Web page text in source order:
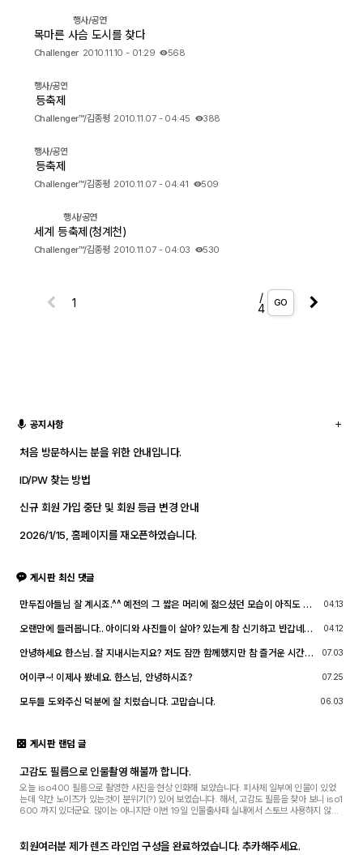
행사/공연
목마른 사슴 도시를 찾다
Challenger 2010.11.10 - 01:29 568
행사/공연
등축제
Challenger™/김종평 2010.11.07 - 04:45 388
행사/공연
등축제
Challenger™/김종평 2010.11.07 - 04:41 509
행사/공연
세계 등축제(청계천)
Challenger™/김종평 2010.11.07 - 04:03 530
/
4
GO
공지사항
처음 방문하시는 분을 위한 안내입니다.
ID/PW 찾는 방법
신규 회원 가입 중단 및 회원 등급 변경 안내
2026/1/15, 홈페이지를 재오픈하였습니다.
게시판 최신 댓글
만두집아들님 잘 계시죠.^^ 예전의 그 짧은 머리에 젊으셨던 모습이 아직도 기
호회 활동의 추억을 남길 겸 가능한 계속 홈페이지를 유지할 예정입니다. 생각
나실 때 종종 방문해 주세요.^^
04.13
오랜만에 들러봅니다.. 아이디와 사진들이 살아? 있는게 참 신기하고 반갑네요
이제 제가 그 나이가 되버렸습니다^^..
04.12
안녕하세요 한스님. 잘 지내시는지요? 저도 잠깐 함께했지만 참 즐거운 시간이
07.03
어이쿠~! 이제사 봤네요. 한스님, 안녕하시죠? 07.25
모두들 도와주신 덕분에 잘 치렀습니다. 고맙습니다. 06.03
게시판 랜덤 글
고감도 필름으로 인물촬영 해불까 합니다.
오늘 iso400 필름으로 촬영한 사진을 현상 인화해 보았습니다. 피사체 일부에 인물이 있었
는데 약간 노이즈가 있는것이 분위기(?) 있어 보였습니다. 해서, 고감도 필름을 찾아 보니 iso1
600 까지 있더군요. 많이는 아니지만 이번 19일 인물출사때 실내에서 스토브 사용하지 않고
회원여러분 제가 렌즈 라인업 구성을 완료하였습니다. 추카해주세요.